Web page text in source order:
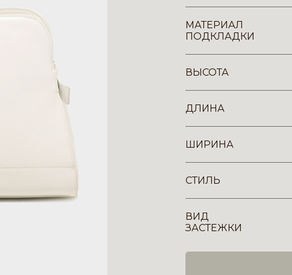
МАТЕРИАЛ
ПОДКЛАДКИ
ВЫСОТА
ДЛИНА
ШИРИНА
СТИЛЬ
ВИД
ЗАСТЕЖКИ